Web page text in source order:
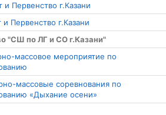
Первенство г.Казани
Первенство г.Казани
"СШ по ЛГ и СО г.Казани"
массовое мероприятие по
массовые соревнования по
«Дыхание осени»